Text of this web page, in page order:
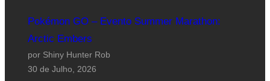
Pokémon GO – Evento Summer Marathon:
Arctic Embers
por Shiny Hunter Rob
30 de Julho, 2026